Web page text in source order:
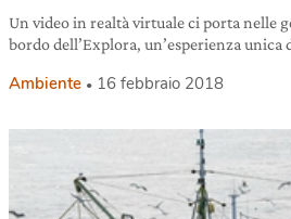
Un video in realtà virtuale ci porta nelle
bordo dell’Explora, un’esperienza unica
Ambiente 16 febbraio 2018